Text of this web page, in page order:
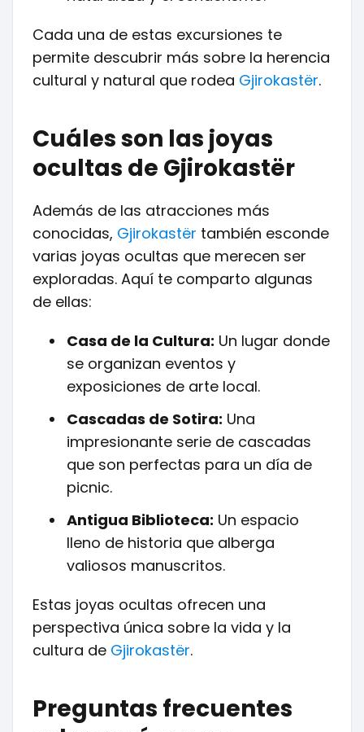
Cada una de estas excursiones te
permite descubrir más sobre la herencia
cultural y natural que rodea Gjirokastër.
Cuáles son las joyas
ocultas de Gjirokastër
Además de las atracciones más
conocidas, Gjirokastër también esconde
varias joyas ocultas que merecen ser
exploradas. Aquí te comparto algunas
de ellas:
Casa de la Cultura: Un lugar donde
se organizan eventos y
exposiciones de arte local.
Cascadas de Sotira: Una
impresionante serie de cascadas
que son perfectas para un día de
picnic.
Antigua Biblioteca: Un espacio
lleno de historia que alberga
valiosos manuscritos.
Estas joyas ocultas ofrecen una
perspectiva única sobre la vida y la
cultura de Gjirokastër.
Preguntas frecuentes